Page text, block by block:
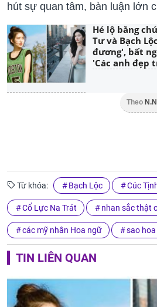
hút sự quan tâm, bàn luận lớn
Hé lộ bằng
Tư và Bạch
đương', bất
'Các anh đẹp
Theo
Từ khóa: Bạch Lộc Cúc
Cổ Lực Na Trát nhan sắc thật
các mỹ nhân Hoa ngữ sao
TIN LIÊN QUAN